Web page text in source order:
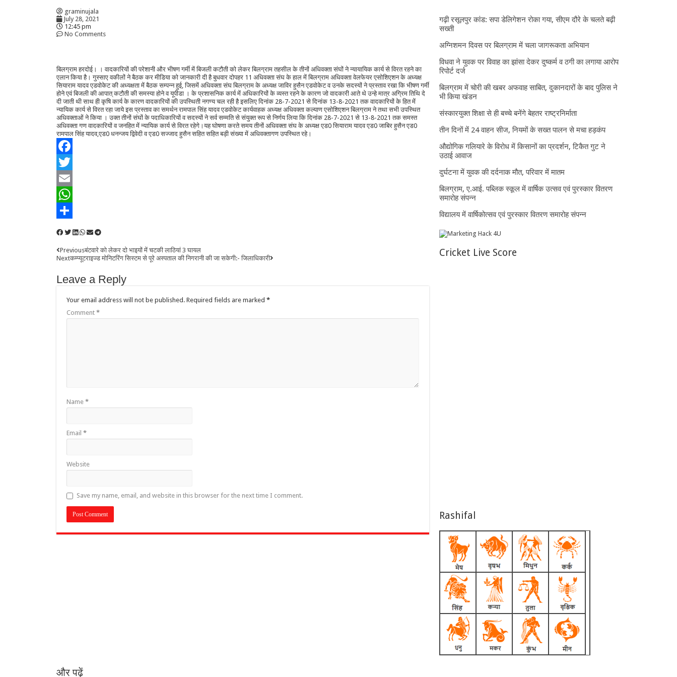
graminujala
July 28, 2021
12:45 pm
No Comments
बिलग्राम हरदोई। । वादकारियों की परेशानी और भीषण गर्मी में बिजली कटौती को लेकर बिलग्राम तहसील के तीनों अधिवक्ता संघों ने न्यायायिक कार्य से विरत रहने का
एलान किया है। गुस्साए वकीलों ने बैठक कर मीडिया को जानकारी दी है बुधवार दोपहर 11 अधिवक्ता संघ के हाल में बिलग्राम अधिवक्ता वेलफेयर एसोशिएशन के अध्यक्ष
सियाराम यादव एडवोकेट की अध्यक्षता में बैठक सम्पन्न हुई, जिसमें अधिवक्ता संघ बिलग्राम के अध्यक्ष जाविर हुसैन एडवोकेट व उनके सदस्यों ने प्रस्ताव रखा कि भीषण गर्मी
होने एवं बिजली की आपात् कटौती की समस्या होने व यूपीडा । के प्रशासनिक कार्य में अधिकारियों के व्यस्त रहने के कारण जो वादकारी आते थे उन्हे मात्र अग्रिम तिथि दे
दी जाती थी साथ ही कृषि कार्य के कारण वादकारियों की उपस्थिती नगण्य चल रही है इसलिए दिनांक 28-7-2021 से दिनांक 13-8-2021 तक वादकारियों के हित में
न्यायिक कार्य से विरत रहा जाये इस प्रस्ताव का समर्थन रामपाल सिंह यादव एडवोकेट कार्यवाहक अध्यक्ष अधिवक्ता कल्याण एसोशिएशन बिलग्राम ने तथा सभी उपस्थित
अधिवक्ताओं ने किया । उक्त तीनों संघों के पदाधिकारियों व सदस्यों ने सर्व सम्मति से संयुक्त रूप से निर्णय लिया कि दिनांक 28-7-2021 से 13-8-2021 तक समस्त
अधिवक्ता गण वादकारियों व जनहित में न्यायिक कार्य से विरत रहेगे।यह घोषणा करते समय तीनों अधिवक्ता संघ के अध्यक्ष एड0 सियाराम यादव एड0 जाबिर हुसैन एड0
रामपाल सिंह यादव,एड0 धनन्जय द्विवेदी व एड0 सज्जाद हुसैन सहित सहित बड़ी संख्या में अधिवक्तागण उपस्थित रहे।
Facebook
Twitter
Email
WhatsApp
Previousबंटवारे को लेकर दो भाइयों में चटकी लाठियां 3 घायल
Nextकम्प्यूटराइज्ड मोनिटरिंग सिस्टम से पूरे अस्पताल की निगरानी की जा सकेगी:- जिलाधिकारी
Leave a Reply
Your email address will not be published. Required fields are marked *
Comment *
Name *
Email *
Website
Save my name, email, and website in this browser for the next time I comment.
गढ़ी रसूलपुर कांड: सपा डेलिगेशन रोका गया, सीएम दौरे के चलते बढ़ी
सख्ती
अग्निशमन दिवस पर बिलग्राम में चला जागरूकता अभियान
विधवा ने युवक पर विवाह का झांसा देकर दुष्कर्म व ठगी का लगाया आरोप
रिपोर्ट दर्ज
बिलग्राम में चोरी की खबर अफवाह साबित, दुकानदारों के बाद पुलिस ने
भी किया खंडन
संस्कारयुक्त शिक्षा से ही बच्चे बनेंगे बेहतर राष्ट्रनिर्माता
तीन दिनों में 24 वाहन सीज, नियमों के सख्त पालन से मचा हड़कंप
औद्योगिक गलियारे के विरोध में किसानों का प्रदर्शन, टिकैत गुट ने
उठाई आवाज
दुर्घटना में युवक की दर्दनाक मौत, परिवार में मातम
बिलग्राम, ए.आई. पब्लिक स्कूल में वार्षिक उत्सव एवं पुरस्कार वितरण
समारोह संपन्न
विद्यालय में वार्षिकोत्सव एवं पुरस्कार वितरण समारोह संपन्न
Cricket Live Score
Rashifal
और पढ़ें